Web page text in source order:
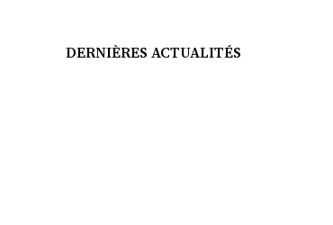
DERNIÈRES ACTUALITÉS